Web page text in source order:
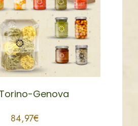
Genova
84,97€